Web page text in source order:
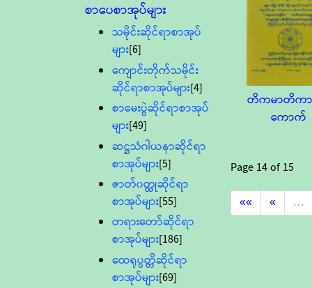
စာပေစာအုပ်များ
သမိုင်းဆိုင်ရာစာအုပ်
များ[6]
ကျောင်းတိုက်သမိုင်း
ဆိုင်ရာစာအုပ်များ[4]
စာမေးပွဲဆိုင်ရာစာအုပ်
များ[49]
ဆဋ္ဌသံဂါယနာဆိုင်ရာ
စာအုပ်များ[5]
ဇာတ်၀တ္ထုဆိုင်ရာ
စာအုပ်များ[55]
တရားတော်ဆိုင်ရာ
စာအုပ်များ[186]
ထေရုပ္ပတ္တိဆိုင်ရာ
စာအုပ်များ[69]
တိကမာတိက
ကောက်
Page14of15
««
« …